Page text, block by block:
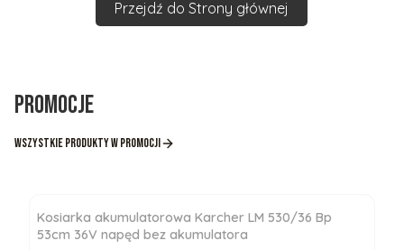
Przejdź do Strony głównej
Promocje
Wszystkie produkty w promocji
Kosiarka akumulatorowa Karcher LM 530/36 Bp
53cm 36V napęd bez akumulatora